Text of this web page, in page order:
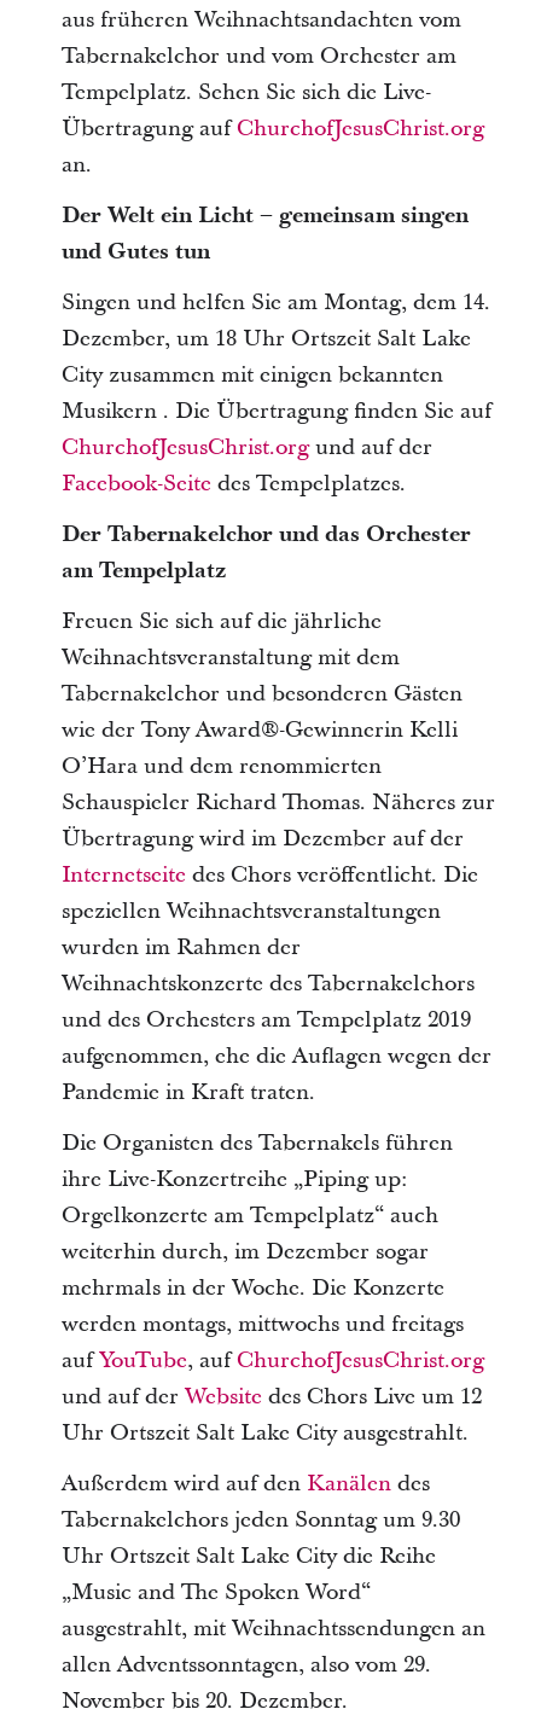
aus früheren Weihnachtsandachten vom
Tabernakelchor und vom Orchester am
Tempelplatz. Sehen Sie sich die Live-
Übertragung aufChurchofJesusChrist.org
an.
Der Welt ein Licht – gemeinsam singen
und Gutes tun
Singen und helfen Sie am Montag, dem 14.
Dezember, um 18 Uhr Ortszeit Salt Lake
City zusammen mit einigen bekannten
Musikern . Die Übertragung finden Sie auf
ChurchofJesusChrist.orgund auf der
Facebook-Seite des Tempelplatzes.
Der Tabernakelchor und das Orchester
am Tempelplatz
Freuen Sie sich auf die jährliche
Weihnachtsveranstaltung mit dem
Tabernakelchor und besonderen Gästen
wie der Tony Award®-Gewinnerin Kelli
OʼHara und dem renommierten
Schauspieler Richard Thomas. Näheres zur
Übertragung wird im Dezember auf der
Internetseite des Chors veröffentlicht. Die
speziellen Weihnachtsveranstaltungen
wurden im Rahmen der
Weihnachtskonzerte des Tabernakelchors
und des Orchesters am Tempelplatz 2019
aufgenommen, ehe die Auflagen wegen der
Pandemie in Kraft traten.
Die Organisten des Tabernakels führen
ihre Live-Konzertreihe „Piping up:
Orgelkonzerte am Tempelplatz“ auch
weiterhin durch, im Dezember sogar
mehrmals in der Woche. Die Konzerte
werden montags, mittwochs und freitags
aufYouTube, aufChurchofJesusChrist.org
und auf derWebsite des Chors Live um 12
Uhr Ortszeit Salt Lake City ausgestrahlt.
Außerdem wird auf den Kanälendes
Tabernakelchors jeden Sonntag um 9.30
Uhr Ortszeit Salt Lake City die Reihe
„Music and The Spoken Word“
ausgestrahlt, mit Weihnachtssendungen an
allen Adventssonntagen, also vom 29.
November bis 20. Dezember.